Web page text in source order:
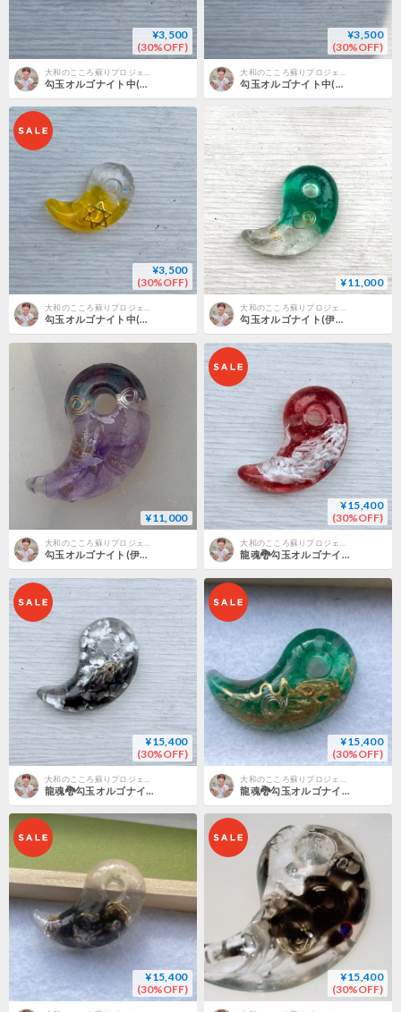
¥3,500
(30%OFF)
勾玉オルゴナイト中(伊勢☯出雲の波動水晶入り) 浄化塩入り
¥3,500
(30%OFF)
勾玉オルゴナイト中(伊勢☯出雲の波動水晶入り)
¥3,500
(30%OFF)
勾玉オルゴナイト中(伊勢☯出雲の波動水晶入り) 六芒星✡️
¥11,000
勾玉オルゴナイト(伊勢☯出雲の波動水晶入り)大 グリーン 自然体で
¥11,000
大和のこころ蘇りプロジェクト
勾玉オルゴナイト(伊勢☯出雲の波動水晶入り)大 パープル､ティンカーベル~浄化塩入~
¥15,400
(30%OFF)
大和のこころ蘇りプロジェクト
龍魂🐉勾玉オルゴナイト(伊勢☯出雲の波動水晶入り)大 白龍さん 赤色(愛とエネルギー)
¥15,400
(30%OFF)
龍魂🐉勾玉オルゴナイト(伊勢☯出雲の波動水晶入り)大 黒龍さん ラメ入り
¥15,400
(30%OFF)
龍魂🐉勾玉オルゴナイト(伊勢☯出雲の波動水晶入り)大 金龍
¥15,400
(30%OFF)
¥15,400
(30%OFF)